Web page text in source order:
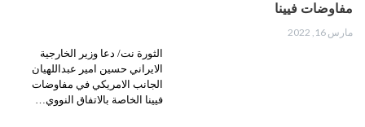
مفاوضات فيينا
مارس 16, 2022
الثورة نت/ دعا وزير الخارجية
الايراني حسين امير عبداللهيان
الجانب الامريكي في مفاوضات
فيينا الخاصة بالاتفاق النووي…